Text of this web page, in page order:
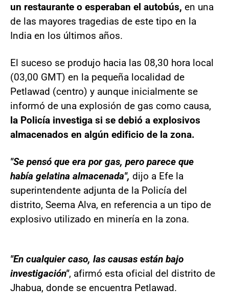
un restaurante o esperaban el autobús, en una
de las mayores tragedias de este tipo en la
India en los últimos años.
El suceso se produjo hacia las 08,30 hora local
(03,00 GMT) en la pequeña localidad de
Petlawad (centro) y aunque inicialmente se
informó de una explosión de gas como causa,
la Policía investiga si se debió a explosivos
almacenados en algún edificio de la zona.
"Se pensó que era por gas, pero parece que
había gelatina almacenada", dijo a Efe la
superintendente adjunta de la Policía del
distrito, Seema Alva, en referencia a un tipo de
explosivo utilizado en minería en la zona.
"En cualquier caso, las causas están bajo
investigación", afirmó esta oficial del distrito de
Jhabua, donde se encuentra Petlawad.